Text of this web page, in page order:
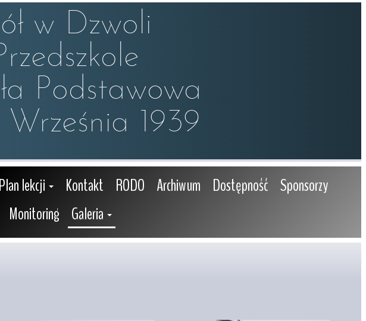
w Dzwoli
Podstawowa
1939
Plan lekcji Kontakt RODO Archiwum Dostępność Sponsorzy
Monitoring Galeria